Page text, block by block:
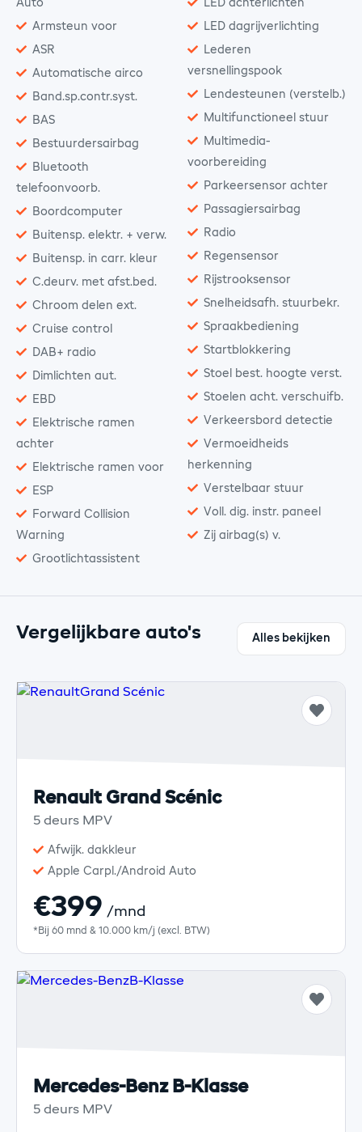
Auto
Armsteun voor
ASR
Automatische airco
Band.sp.contr.syst.
BAS
Bestuurdersairbag
Bluetooth
telefoonvoorb.
Boordcomputer
Buitensp. elektr. + verw.
Buitensp. in carr. kleur
C.deurv. met afst.bed.
Chroom delen ext.
Cruise control
DAB+ radio
Dimlichten aut.
EBD
Elektrische ramen
achter
Elektrische ramen voor
ESP
Forward Collision
Warning
Grootlichtassistent
LED achterlichten
LED dagrijverlichting
Lederen
versnellingspook
Lendesteunen (verstelb.)
Multifunctioneel stuur
Multimedia-
voorbereiding
Parkeersensor achter
Passagiersairbag
Radio
Regensensor
Rijstrooksensor
Snelheidsafh. stuurbekr.
Spraakbediening
Startblokkering
Stoel best. hoogte verst.
Stoelen acht. verschuifb.
Verkeersbord detectie
Vermoeidheids
herkenning
Verstelbaar stuur
Voll. dig. instr. paneel
Zij airbag(s) v.
Vergelijkbare auto's Alles bekijken
Renault Grand Scénic
5 deurs MPV
Afwijk. dakkleur
Apple Carpl./Android Auto
€399 /mnd
*Bij 60 mnd & 10.000 km/j (excl. BTW)
Mercedes-Benz B-Klasse
5 deurs MPV